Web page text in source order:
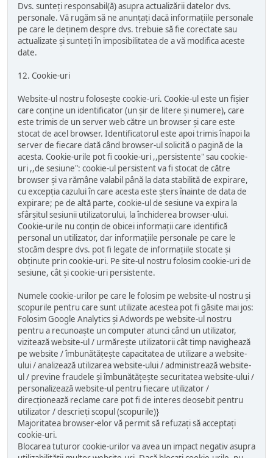
Dvs. sunteți responsabil(ă) asupra actualizării datelor dvs.
personale. Vă rugăm să ne anunțați dacă informațiile personale
pe care le deținem despre dvs. trebuie să fie corectate sau
actualizate și sunteți în imposibilitatea de a vă modifica aceste
date.
12. Cookie-uri
Website-ul nostru folosește cookie-uri. Cookie-ul este un fișier
care conține un identificator (un șir de litere și numere), care
este trimis de un server web către un browser și care este
stocat de acel browser. Identificatorul este apoi trimis înapoi la
server de fiecare dată când browser-ul solicită o pagină de la
acesta. Cookie-urile pot fi cookie-uri ,,persistente" sau cookie-
uri ,,de sesiune": cookie-ul persistent va fi stocat de către
browser și va rămâne valabil până la data stabilită de expirare,
cu excepția cazului în care acesta este șters înainte de data de
expirare; pe de altă parte, cookie-ul de sesiune va expira la
sfârșitul sesiunii utilizatorului, la închiderea browser-ului.
Cookie-urile nu conțin de obicei informații care identifică
personal un utilizator, dar informațiile personale pe care le
stocăm despre dvs. pot fi legate de informațiile stocate și
obținute prin cookie-uri. Pe site-ul nostru folosim cookie-uri de
sesiune, cât și cookie-uri persistente.
Numele cookie-urilor pe care le folosim pe website-ul nostru și
scopurile pentru care sunt utilizate acestea pot fi găsite mai jos:
Folosim Google Analytics și Adwords pe website-ul nostru
pentru a recunoaște un computer atunci când un utilizator,
vizitează website-ul / urmărește utilizatorii cât timp navighează
pe website / îmbunătățește capacitatea de utilizare a website-
ului / analizează utilizarea website-ului / administrează website-
ul / previne fraudele și îmbunătățește securitatea website-ului /
personalizează website-ul pentru fiecare utilizator /
direcționează reclame care pot fi de interes deosebit pentru
utilizator / descrieți scopul (scopurile)}
Majoritatea browser-elor vă permit să refuzați să acceptați
cookie-uri.
Blocarea tuturor cookie-urilor va avea un impact negativ asupra